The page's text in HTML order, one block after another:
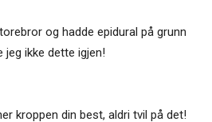
og hadde epidural på grunn
jeg ikke dette igjen!
kroppen din best, aldri tvil på det!